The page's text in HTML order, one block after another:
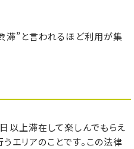
滞”と言われるほど利用が集
以上滞在して楽しんでもらえ
エリアのことです。この法律